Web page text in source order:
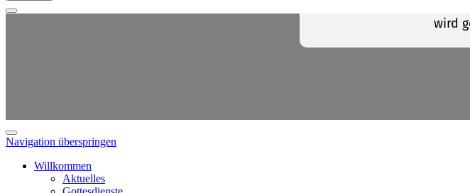
Navigation überspringen
Willkommen
Aktuelles